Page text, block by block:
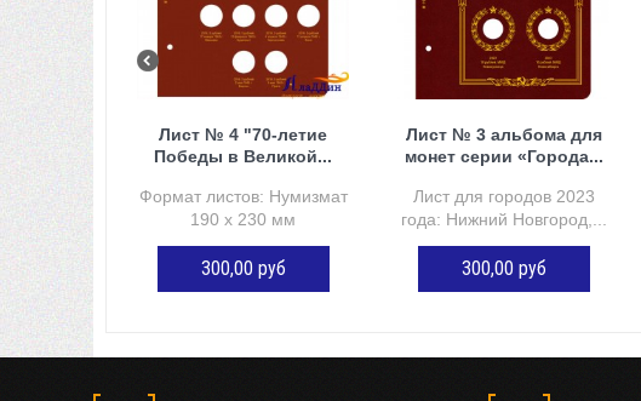
Лист № 4 "70-летие
Победы в Великой...
Формат листов: Нумизмат
190 х 230 мм
300,00 руб
Лист № 3 альбома для
монет серии «Города...
Лист для городов 2023
года: Нижний Новгород,...
300,00 руб